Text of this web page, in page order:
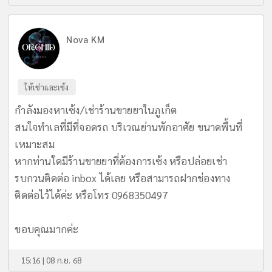
Nova KM
ให้เช่าและเซ้ง
กำลังมองหาเซ้ง/เช่าร้านขายยาในภูเก็ต
สนใจทำเลที่มีที่จอดรถ บริเวณย่านพักอาศัย ขนาดพื้นที่
เหมาะสม
หากท่านใดมีร้านขายยาที่ต้องการเซ้ง หรือปล่อยเช่า
รบกวนติดต่อ inbox ได้เลย หรือสามารถฝากช่องทาง
ติดต่อไว้ได้ค่ะ หรือโทร 0968350497
ขอบคุณมากค่ะ
15:16 | 08 ก.ย. 68